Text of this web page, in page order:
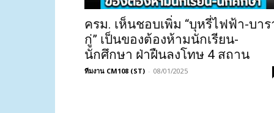
ครม. เห็นชอบเพิ่ม “บุหรี่ไฟฟ้า-บาร
กู่” เป็นของต้องห้ามนักเรียน-
นักศึกษา ฝ่าฝืนลงโทษ 4 สถาน
ทีมงาน CM108 (ST) - 08/01/2025